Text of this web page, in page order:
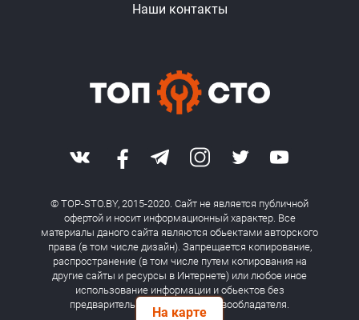
На карте
Наши контакты
© TOP-STO.BY, 2015-2020. Сайт не является публичной
офертой и носит информационный характер. Все
материалы даного сайта являются обьектами авторского
права (в том числе дизайн). Запрещается копирование,
распространение (в том числе путем копирования на
другие сайты и ресурсы в Интернете) или любое иное
использование информации и обьектов без
предварительного согласия правообладателя.